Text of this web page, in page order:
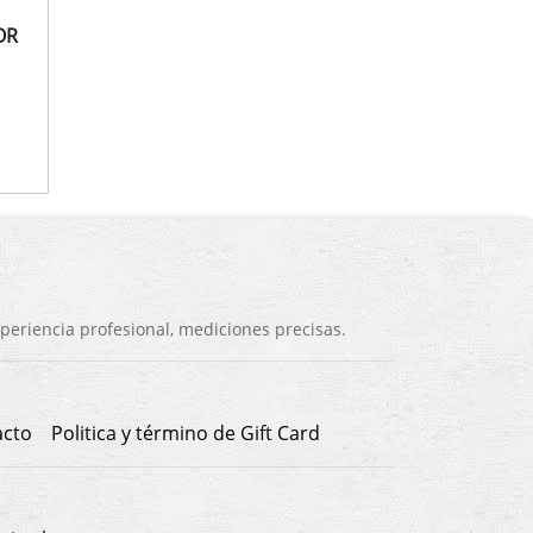
profesional, mediciones precisas.
Politica y término de Gift Card